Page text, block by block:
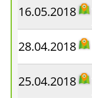
16.05.2018
28.04.2018
25.04.2018